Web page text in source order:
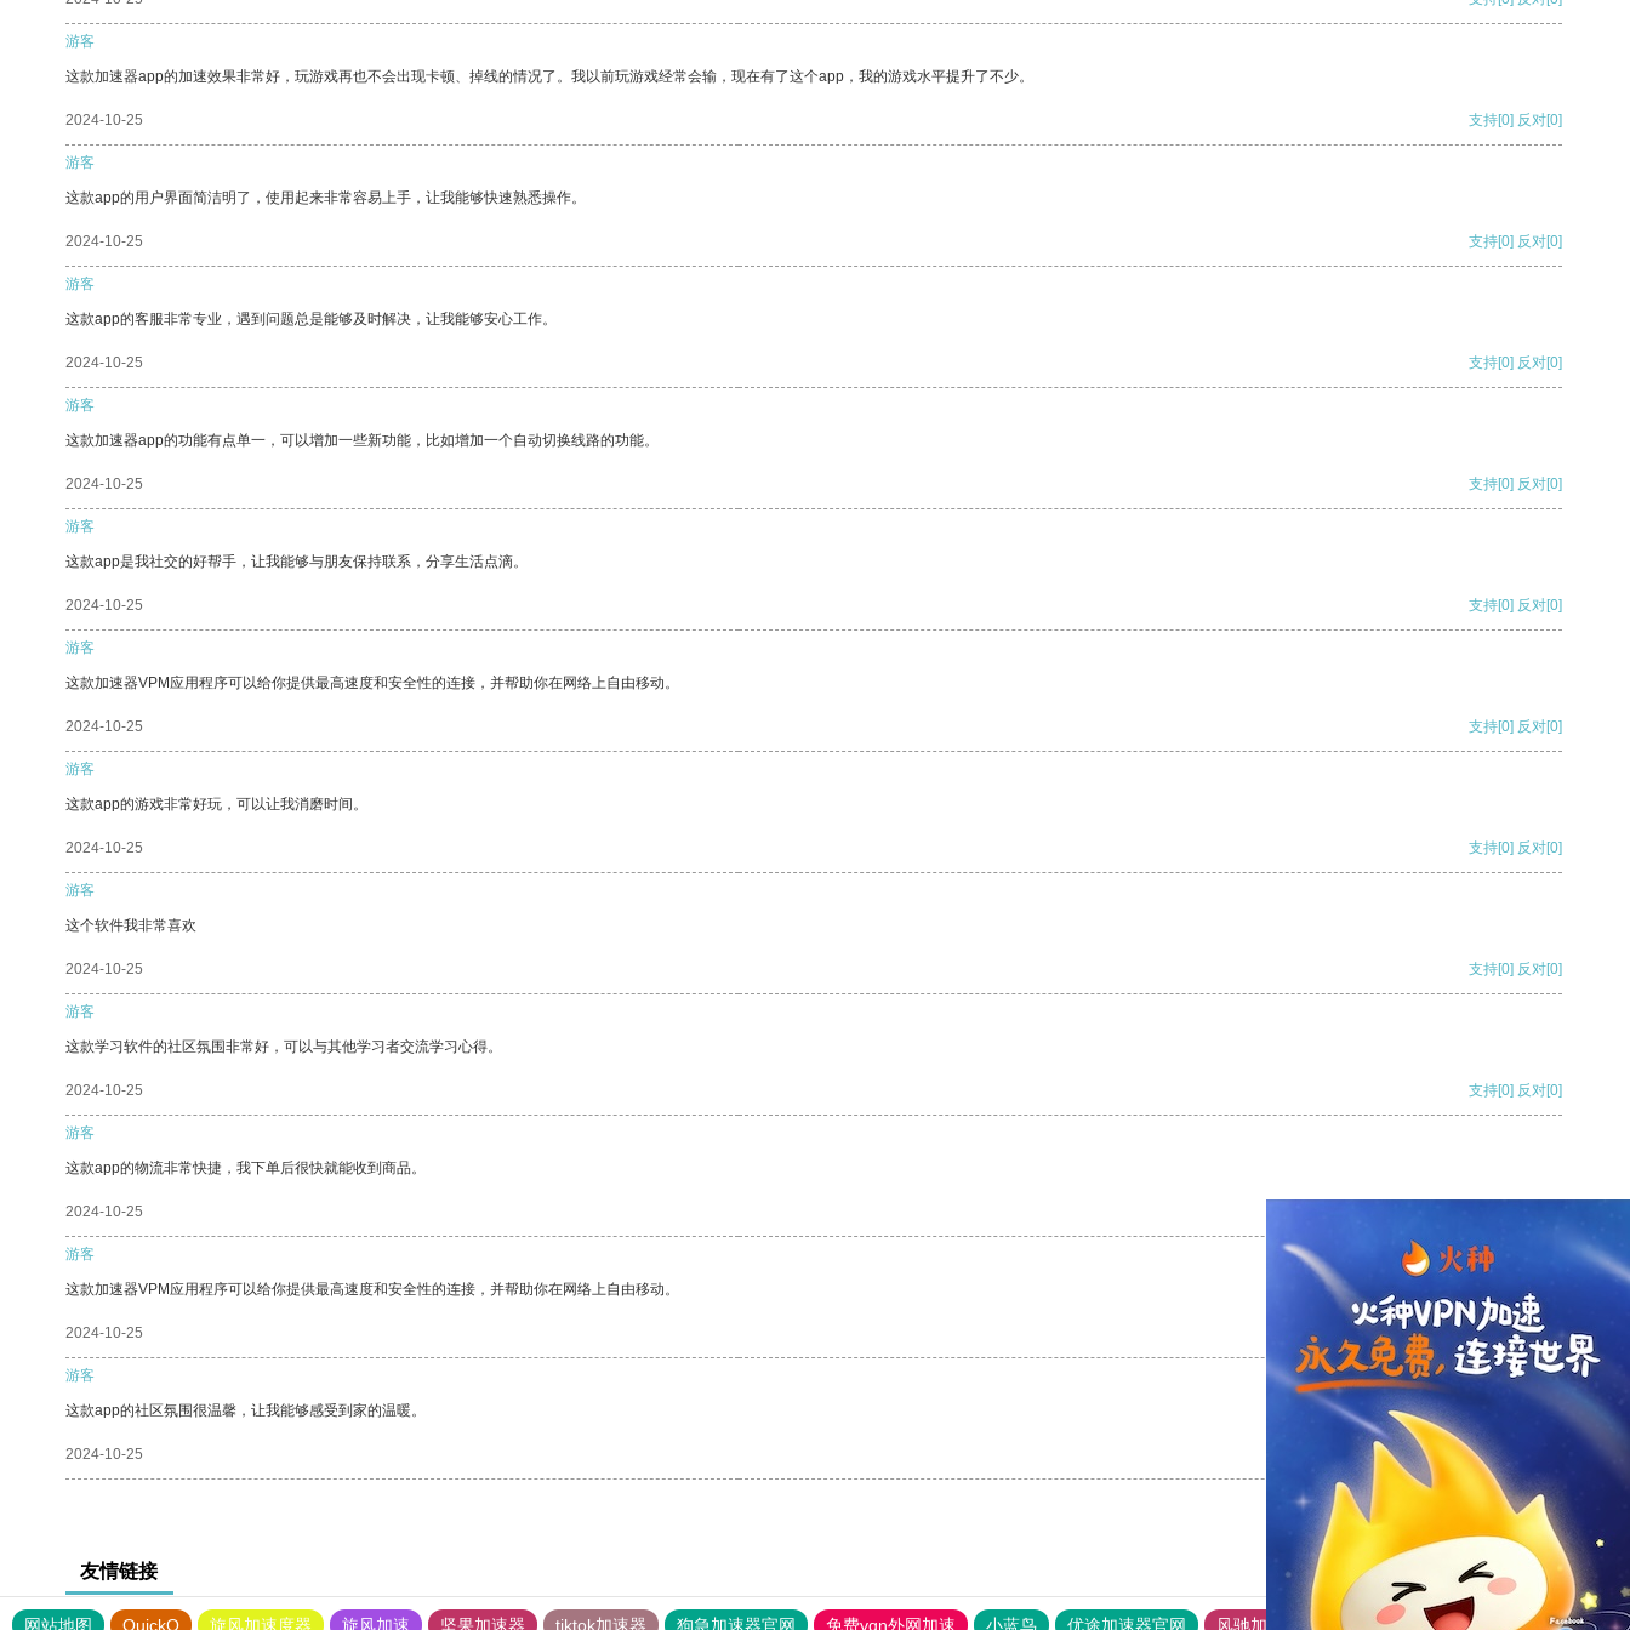
游客
这款加速器app的加速效果非常好，玩游戏再也不会出现卡顿、掉线的情况了。我以前玩游戏经常会输，现在有了这个app，我的游戏水平提升了不少。
2024-10-25 支持[0] 反对[0]
游客
这款app的用户界面简洁明了，使用起来非常容易上手，让我能够快速熟悉操作。
2024-10-25 支持[0] 反对[0]
游客
这款app的客服非常专业，遇到问题总是能够及时解决，让我能够安心工作。
2024-10-25 支持[0] 反对[0]
游客
这款加速器app的功能有点单一，可以增加一些新功能，比如增加一个自动切换线路的功能。
2024-10-25 支持[0] 反对[0]
游客
这款app是我社交的好帮手，让我能够与朋友保持联系，分享生活点滴。
2024-10-25 支持[0] 反对[0]
游客
这款加速器VPM应用程序可以给你提供最高速度和安全性的连接，并帮助你在网络上自由移动。
2024-10-25 支持[0] 反对[0]
游客
这款app的游戏非常好玩，可以让我消磨时间。
2024-10-25 支持[0] 反对[0]
游客
这个软件我非常喜欢
2024-10-25 支持[0] 反对[0]
游客
这款学习软件的社区氛围非常好，可以与其他学习者交流学习心得。
2024-10-25 支持[0] 反对[0]
游客
这款app的物流非常快捷，我下单后很快就能收到商品。
2024-10-25
游客
这款加速器VPM应用程序可以给你提供最高速度和安全性的连接，并帮助你在网络上自由移动。
2024-10-25 支持 [0] 反对 [0]
游客
这款app的社区氛围很温馨，让我能够感受到家的温暖。
2024-10-25 支持
友情链接
网站地图 QuickQ 旋风加速度器 旋风加速 坚果加速器 tiktok加速器 狗急加速器官网 免费vqn外网加速 小蓝鸟 优途加速器官网 风驰加速器 旋风加速器